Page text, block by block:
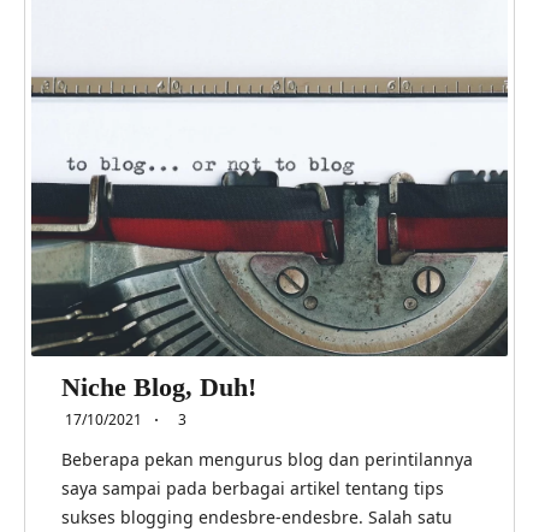
Niche Blog, Duh!
17/10/2021 3
Beberapa pekan mengurus blog dan perintilannya
saya sampai pada berbagai artikel tentang tips
sukses blogging endesbre-endesbre. Salah satu